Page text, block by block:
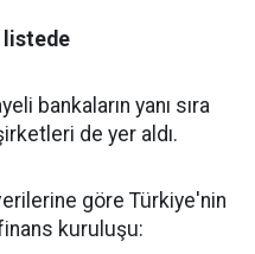
listede
bankaların yanı sıra
de yer aldı.
göre Türkiye'nin
kuruluşu: